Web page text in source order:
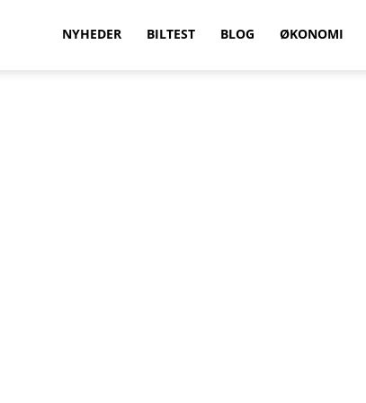
NYHEDER BILTEST BLOG ØKONOMI